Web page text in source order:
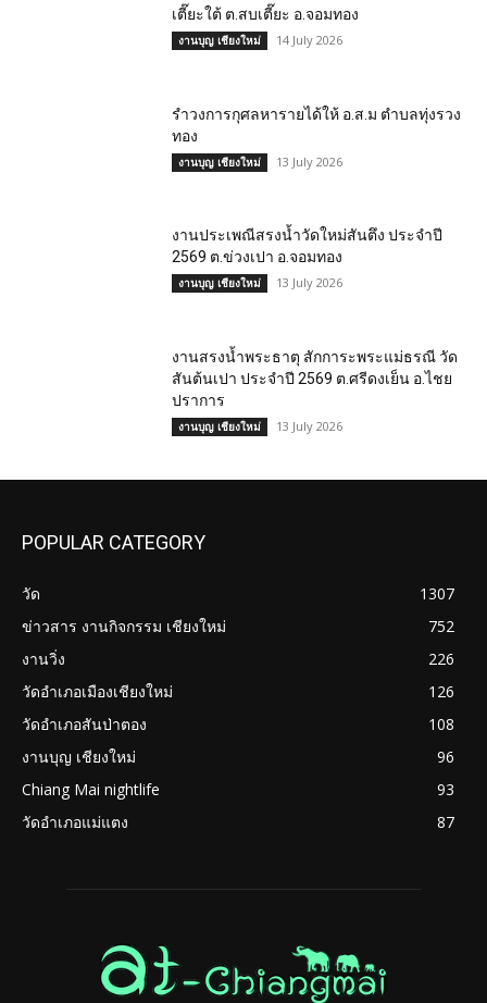
เตี๊ยะใต้ ต.สบเตี๊ยะ อ.จอมทอง
งานบุญ เชียงใหม่ 14 July 2026
รำวงการกุศลหารายได้ให้ อ.ส.ม ตำบลทุ่งรวง
ทอง
งานบุญ เชียงใหม่ 13 July 2026
งานประเพณีสรงน้ำวัดใหม่สันตึง ประจำปี
2569 ต.ข่วงเปา อ.จอมทอง
งานบุญ เชียงใหม่ 13 July 2026
งานสรงน้ำพระธาตุ สักการะพระแม่ธรณี วัด
สันต้นเปา ประจำปี 2569 ต.ศรีดงเย็น อ.ไชย
ปราการ
งานบุญ เชียงใหม่ 13 July 2026
POPULAR CATEGORY
วัด
1307
ข่าวสาร งานกิจกรรม เชียงใหม่
752
งานวิ่ง
226
วัดอำเภอเมืองเชียงใหม่
126
วัดอำเภอสันป่าตอง
108
งานบุญ เชียงใหม่
96
Chiang Mai nightlife
93
วัดอำเภอแม่แตง
87